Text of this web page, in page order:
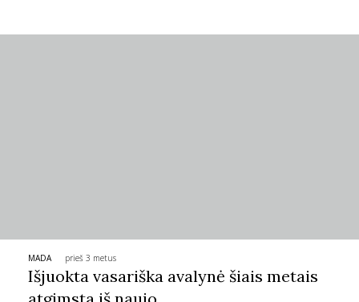
MADA prieš 3 metus
Išjuokta vasariška avalynė šiais metais